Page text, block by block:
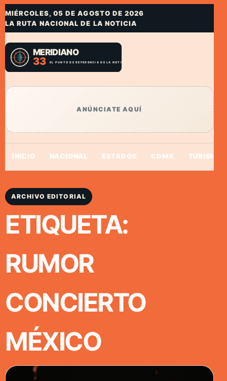
MIÉRCOLES, 05 DE AGOSTO DE 2026
LA RUTA NACIONAL DE LA NOTICIA
ANÚNCIATE AQUÍ
INICIO NACIONAL ESTADOS CDMX TURISMO
ARCHIVO EDITORIAL
ETIQUETA:
RUMOR
CONCIERTO
MÉXICO